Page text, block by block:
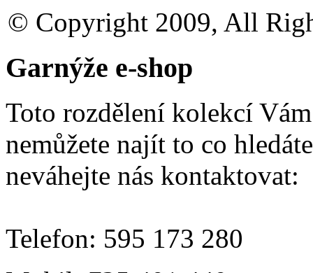
© Copyright 2009, All
Garnýže e-shop
Toto rozdělení kolekcí
nemůžete najít to co
neváhejte nás kontaktovat:
Telefon: 595 173 280